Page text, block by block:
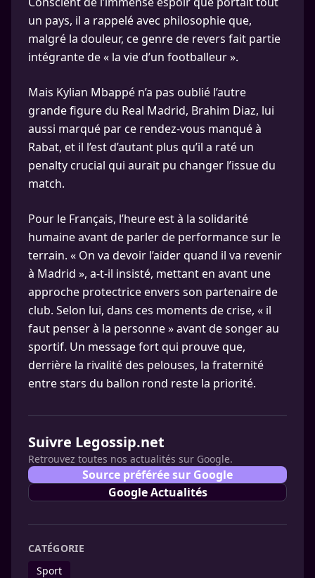
un pays, il a rappelé avec philosophie que,
malgré la douleur, ce genre de revers fait partie
intégrante de « la vie d’un footballeur ».
Mais Kylian Mbappé n’a pas oublié l’autre
grande figure du Real Madrid, Brahim Diaz, lui
aussi marqué par ce rendez-vous manqué à
Rabat, et il l’est d’autant plus qu’il a raté un
penalty crucial qui aurait pu changer l’issue du
match.
Pour le Français, l’heure est à la solidarité
humaine avant de parler de performance sur le
terrain. « On va devoir l’aider quand il va revenir
à Madrid », a-t-il insisté, mettant en avant une
approche protectrice envers son partenaire de
club. Selon lui, dans ces moments de crise, « il
faut penser à la personne » avant de songer au
sportif. Un message fort qui prouve que,
derrière la rivalité des pelouses, la fraternité
entre stars du ballon rond reste la priorité.
Suivre Legossip.net
Retrouvez toutes nos actualités sur Google.
Source préférée sur Google
Google Actualités
CATÉGORIE
Sport